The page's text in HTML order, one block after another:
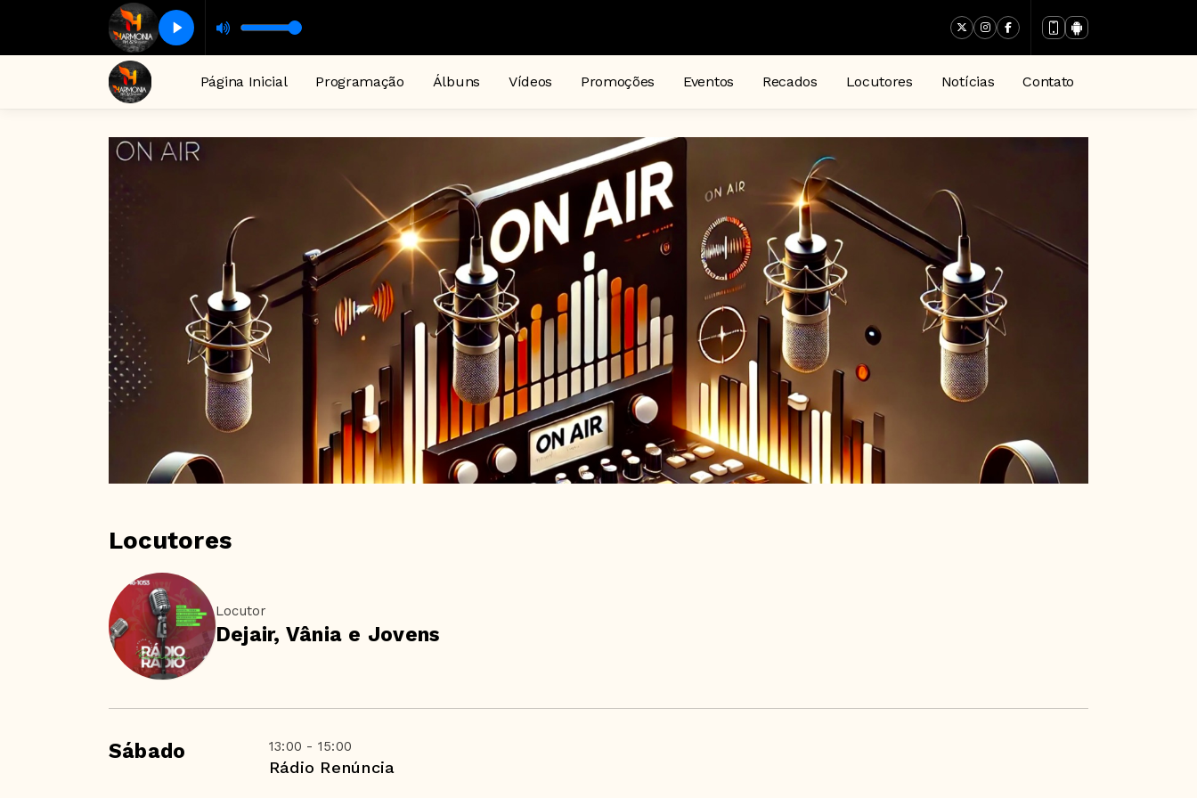
Página Inicial Programação Álbuns Vídeos Promoções Eventos Recados Locutores Notícias Contato
Locutores
Locutor
Dejair, Vânia e Jovens
Sábado 13:00 - 15:00
Rádio Renúncia